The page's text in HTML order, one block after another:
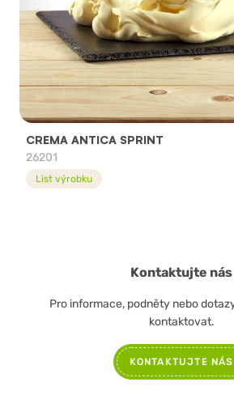
CREMA ANTICA SPRINT
26201
List výrobku
Kontaktujte nás
Pro informace, podněty nebo
kontaktovat.
KONTAKTUJTE NÁS